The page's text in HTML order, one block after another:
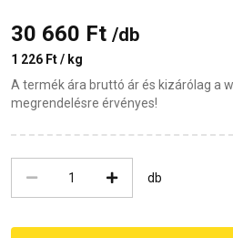
30 660 Ft /db
1 226 Ft / kg
A termék ára bruttó ár és kizárólag a
megrendelésre érvényes!
db